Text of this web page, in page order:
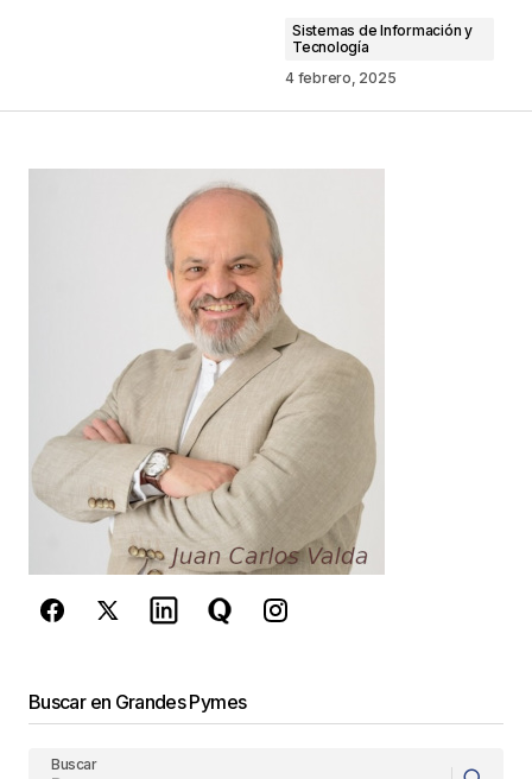
Guarda mi nombre, correo electrónico y web en
este navegador para la próxima vez que
comente.
Este sitio esta protegido por
reCAPTCHA y la Política de
privacidady losTérminos del servicio
de Googlese aplican.
Enviar Comentario
Sistemas de Información y
Tecnología
4 febrero, 2025
Buscar en Grandes Pymes
Buscar